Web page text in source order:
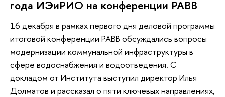
года ИЭиРИО на конференции РАВВ
16 декабря в рамках первого дня деловой программы
итоговой конференции РАВВ обсуждались вопросы
модернизации коммунальной инфраструктуры в
сфере водоснабжения и водоотведения. С
докладом от Института выступил директор Илья
Долматов и рассказал о пяти ключевых направлениях,